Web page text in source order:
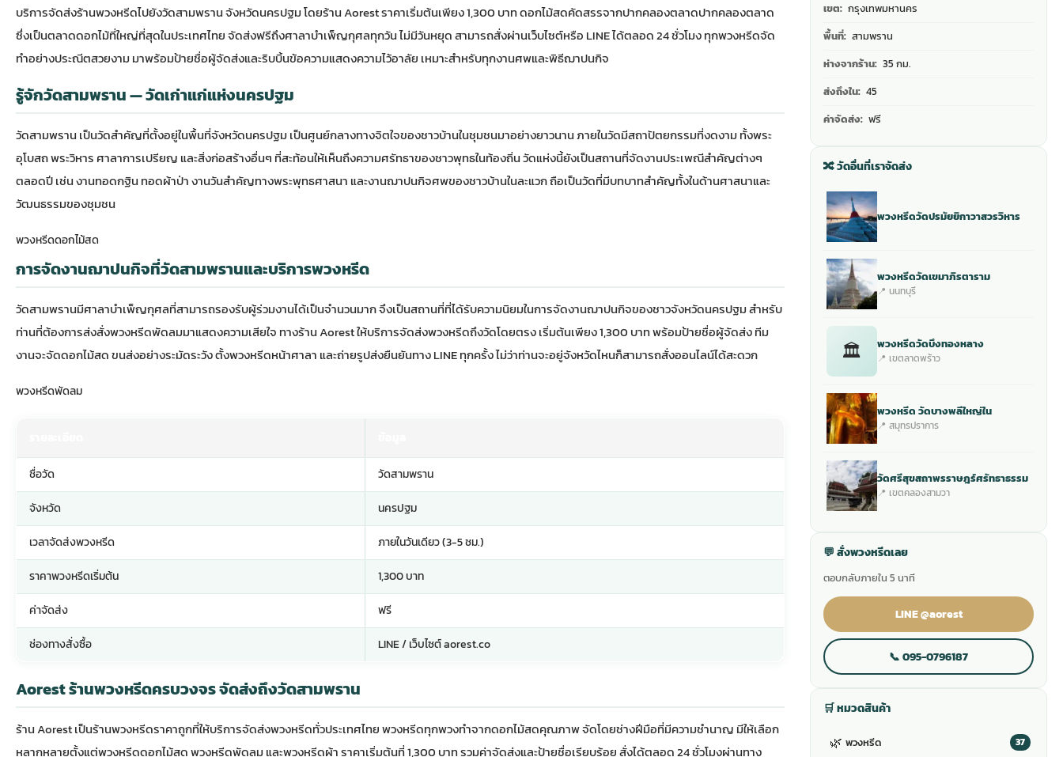
บริการจัดส่งร้านพวงหรีดไปยังวัดสามพราน จังหวัดนครปฐม โดยร้าน Aorest ราคาเริ่มต้นเพียง 1,300 บาท ดอกไม้สดคัดสรรจากปากคลองตลาดปากคลองตลาด
ซึ่งเป็นตลาดดอกไม้ที่ใหญ่ที่สุดในประเทศไทย จัดส่งฟรีถึงศาลาบำเพ็ญกุศลทุกวัน ไม่มีวันหยุด สามารถสั่งผ่านเว็บไซต์หรือ LINE ได้ตลอด 24 ชั่วโมง ทุกพวงหรีดจัด
ทำอย่างประณีตสวยงาม มาพร้อมป้ายชื่อผู้จัดส่งและริบบิ้นข้อความแสดงความไว้อาลัย เหมาะสำหรับทุกงานศพและพิธีฌาปนกิจ
รู้จักวัดสามพราน — วัดเก่าแก่แห่งนครปฐม
วัดสามพรานเป็นวัดสำคัญที่ตั้งอยู่ในพื้นที่จังหวัดนครปฐม เป็นศูนย์กลางทางจิตใจของชาวบ้านในชุมชนมาอย่างยาวนาน ภายในวัดมีสถาปัตยกรรมที่งดงาม ทั้งพระ
อุโบสถ พระวิหาร ศาลาการเปรียญ และสิ่งก่อสร้างอื่นๆ ที่สะท้อนให้เห็นถึงความศรัทธาของชาวพุทธในท้องถิ่น วัดแห่งนี้ยังเป็นสถานที่จัดงานประเพณีสำคัญต่างๆ
ตลอดปี เช่น งานทอดกฐิน ทอดผ้าป่า งานวันสำคัญทางพระพุทธศาสนา และงานฌาปนกิจศพของชาวบ้านในละแวก ถือเป็นวัดที่มีบทบาทสำคัญทั้งในด้านศาสนาและ
วัฒนธรรมของชุมชน
พวงหรีดดอกไม้สด
การจัดงานฌาปนกิจที่วัดสามพรานและบริการพวงหรีด
วัดสามพรานมีศาลาบำเพ็ญกุศลที่สามารถรองรับผู้ร่วมงานได้เป็นจำนวนมาก จึงเป็นสถานที่ที่ได้รับความนิยมในการจัดงานฌาปนกิจของชาวจังหวัดนครปฐม สำหรับ
ท่านที่ต้องการส่งสั่งพวงหรีดพัดลมมาแสดงความเสียใจ ทางร้าน Aorest ให้บริการจัดส่งพวงหรีดถึงวัดโดยตรง เริ่มต้นเพียง 1,300 บาท พร้อมป้ายชื่อผู้จัดส่ง ทีม
งานจะจัดดอกไม้สด ขนส่งอย่างระมัดระวัง ตั้งพวงหรีดหน้าศาลา และถ่ายรูปส่งยืนยันทาง LINE ทุกครั้ง ไม่ว่าท่านจะอยู่จังหวัดไหนก็สามารถสั่งออนไลน์ได้สะดวก
พวงหรีดพัดลม
ชื่อวัด วัดสามพราน
จังหวัด นครปฐม
เวลาจัดส่งพวงหรีด ภายในวันเดียว (3-5 ชม.)
ราคาพวงหรีดเริ่มต้น 1,300 บาท
ค่าจัดส่ง ฟรี
ช่องทางสั่งซื้อ LINE / เว็บไซต์ aorest.co
Aorest ร้านพวงหรีดครบวงจร จัดส่งถึงวัดสามพราน
ร้าน Aorest เป็นร้านพวงหรีดราคาถูกที่ให้บริการจัดส่งพวงหรีดทั่วประเทศไทย พวงหรีดทุกพวงทำจากดอกไม้สดคุณภาพ จัดโดยช่างฝีมือที่มีความชำนาญ มีให้เลือก
หลากหลายตั้งแต่พวงหรีดดอกไม้สด พวงหรีดพัดลม และพวงหรีดผ้า ราคาเริ่มต้นที่ 1,300 บาท รวมค่าจัดส่งและป้ายชื่อเรียบร้อย สั่งได้ตลอด 24 ชั่วโมงผ่านทาง
เขต: กรุงเทพมหานคร
พื้นที่: สามพราน
ห่างจากร้าน: 35 กม.
ส่งถึงใน: 45
ค่าจัดส่ง: ฟรี
🔀 วัดอื่นที่เราจัดส่ง
พวงหรีดวัดปรมัยยิกาวาสวรวิหาร
พวงหรีดวัดเขมาภิรตาราม
📍 นนทบุรี
🏛 พวงหรีดวัดบึงทองหลาง
📍 เขตลาดพร้าว
พวงหรีด วัดบางพลีใหญ่ใน
📍 สมุทรปราการ
วัดศรีสุขสถาพรราษฎร์ศรัทธาธรรม
📍 เขตคลองสามวา
💬 สั่งพวงหรีดเลย
ตอบกลับภายใน 5 นาที
LINE @aorest
📞 095-0796187
🛒 หมวดสินค้า
🌿 พวงหรีด 37